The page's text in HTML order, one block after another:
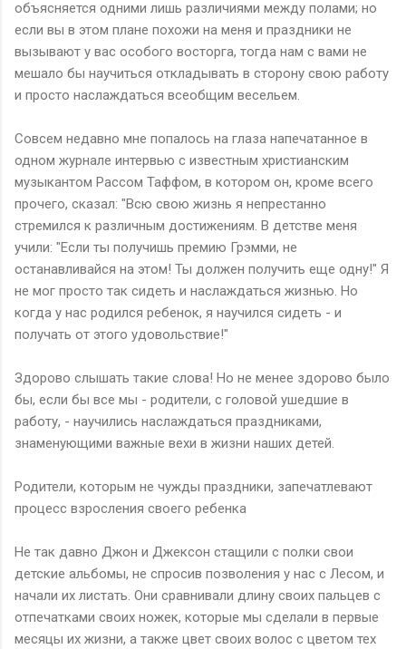
объясняется одними лишь различиями между полами; но
если вы в этом плане похожи на меня и праздники не
вызывают у вас особого восторга, тогда нам с вами не
мешало бы научиться откладывать в сторону свою работу
и просто наслаждаться всеобщим весельем.
Совсем недавно мне попалось на глаза напечатанное в
одном журнале интервью с известным христианским
музыкантом Рассом Таффом, в котором он, кроме всего
прочего, сказал: "Всю свою жизнь я непрестанно
стремился к различным достижениям. В детстве меня
учили: "Если ты получишь премию Грэмми, не
останавливайся на этом! Ты должен получить еще одну!" Я
не мог просто так сидеть и наслаждаться жизнью. Но
когда у нас родился ребенок, я научился сидеть - и
получать от этого удовольствие!"
Здорово слышать такие слова! Но не менее здорово было
бы, если бы все мы - родители, с головой ушедшие в
работу, - научились наслаждаться праздниками,
знаменующими важные вехи в жизни наших детей.
Родители, которым не чужды праздники, запечатлевают
процесс взросления своего ребенка
Не так давно Джон и Джексон стащили с полки свои
детские альбомы, не спросив позволения у нас с Лесом, и
начали их листать. Они сравнивали длину своих пальцев с
отпечатками своих ножек, которые мы сделали в первые
месяцы их жизни, а также цвет своих волос с цветом тех